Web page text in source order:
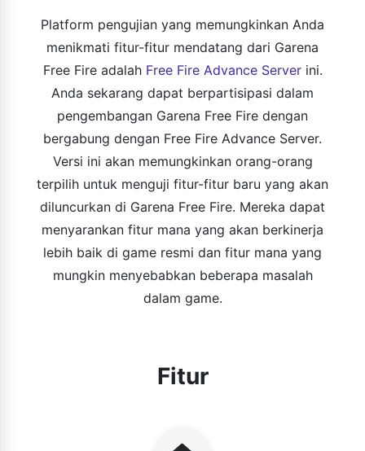
Platform pengujian yang memungkinkan Anda
menikmati fitur-fitur mendatang dari Garena
Free Fire adalah Free Fire Advance Serverini.
Anda sekarang dapat berpartisipasi dalam
pengembangan Garena Free Fire dengan
bergabung dengan Free Fire Advance Server.
Versi ini akan memungkinkan orang-orang
terpilih untuk menguji fitur-fitur baru yang akan
diluncurkan di Garena Free Fire. Mereka dapat
menyarankan fitur mana yang akan berkinerja
lebih baik di game resmi dan fitur mana yang
mungkin menyebabkan beberapa masalah
dalam game.
Fitur